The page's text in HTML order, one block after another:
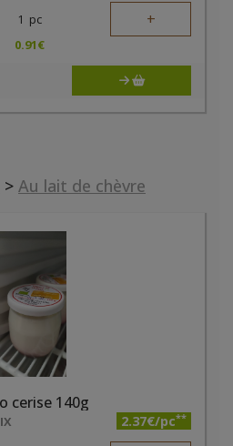
1 pc +
0.91€
> Au lait de chèvre
cerise 140g
2.37€/pc**